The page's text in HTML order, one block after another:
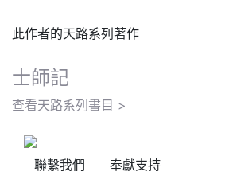
此作者的天路系列著作
士師記
查看天路系列書目 >
聯繫我們 奉獻支持